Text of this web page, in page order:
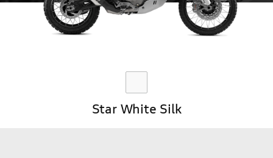
Star White Silk